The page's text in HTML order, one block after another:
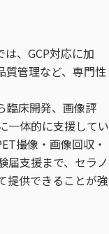
、GCP対応に加
質管理など、専門性
臨床開発、画像評
一体的に支援してい
撮像・画像回収・
届支援まで、セラノ
提供できることが強